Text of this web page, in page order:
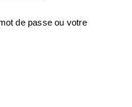
de passe ou votre